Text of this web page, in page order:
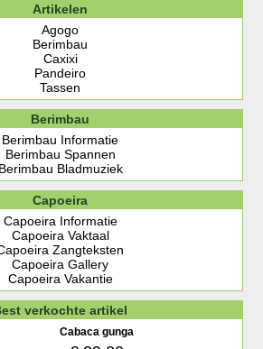
Artikelen
Agogo
Berimbau
Caxixi
Pandeiro
Tassen
Berimbau
Berimbau Informatie
Berimbau Spannen
Berimbau Bladmuziek
Capoeira
Capoeira Informatie
Capoeira Vaktaal
Zangteksten
Capoeira Gallery
Capoeira Vakantie
verkochte artikel
Cabaca gunga